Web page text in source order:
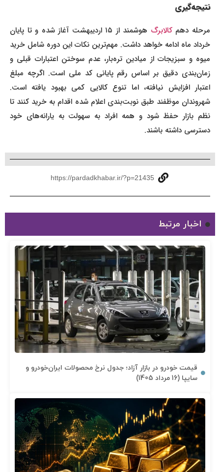
نتیجه‌گیری
مرحله دهمکالابرگ
هوشمند از ۱۵ اردیبهشت آغاز شده و تا پایان
خرداد ماه ادامه خواهد داشت. مهم‌ترین نکات این دوره شامل خرید
میوه و سبزیجات از میادین تره‌بار، عدم سوختن اعتبارات قبلی و
زمان‌بندی دقیق بر اساس رقم پایانی کد ملی است. اگرچه مبلغ
اعتبار افزایش نیافته، اما تنوع کالایی کمی بهبود یافته است.
شهروندان موظفند طبق نوبت‌بندی اعلام شده اقدام به خرید کنند تا
نظم بازار حفظ شود و همه افراد به سهولت به یارانه‌های خود
دسترسی داشته باشند.
https://pardadkhabar.ir/?p=21435
اخبار مرتبط
قیمت خودرو در بازار آزاد؛ جدول نرخ محصولات ایران‌خودرو و
سایپا (16 مرداد 1405)